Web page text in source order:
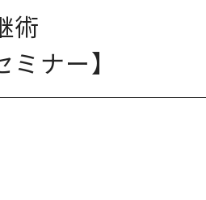
術
ナー】